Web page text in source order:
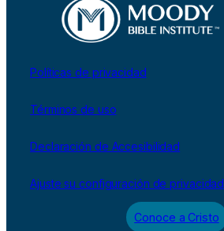
Políticas de privacidad
Términos de uso
Declaración de Accesibilidad
Ajuste su configuración de privacidad
Conoce a Cristo